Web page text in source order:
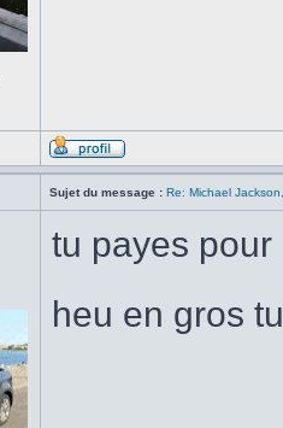
Sujet du message : Re: Michael
tu payes
heu en gros